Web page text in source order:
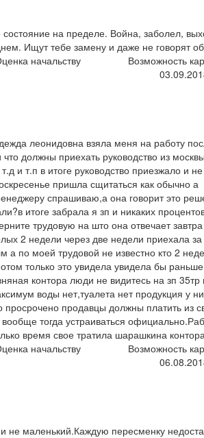
на пределе. Война, заболел,
Ищут тебе замену и даже не говорят
начальству
Возможность
леонидовна взяла меня на работу
должны приехать руководство из
и т.п в итоге руководство приезжало и
пришла сщитаться как обычно а
спрашиваю,а она говорит это
итоге забрала я зп и никаких
трудовую на што она отвечает
2 недели через две недели приехала за
по моей трудовой не известно кто 2
только это увидела увидела бы
контора люди не видитесь на зп 35тр
воды нет,туалета нет продукция у
продавцы должны платить из
тогда устраиваться
время свое тратила шарашкина
начальству
Возможность
не маленький.Каждую пересменку